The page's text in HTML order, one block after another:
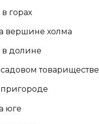
горах
вершине холма
долине
товариществе
юге